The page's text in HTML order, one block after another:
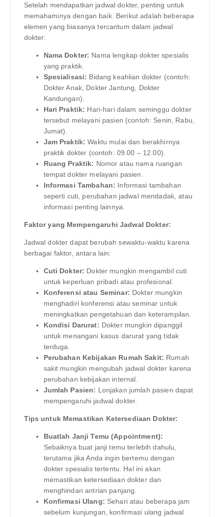
Setelah mendapatkan jadwal dokter, penting untuk
memahaminya dengan baik. Berikut adalah beberapa
elemen yang biasanya tercantum dalam jadwal
dokter:
Nama Dokter: Nama lengkap dokter spesialis
yang praktik.
Spesialisasi: Bidang keahlian dokter (contoh:
Dokter Anak, Dokter Jantung, Dokter
Kandungan).
Hari Praktik: Hari-hari dalam seminggu dokter
tersebut melayani pasien (contoh: Senin, Rabu,
Jumat).
Jam Praktik: Waktu mulai dan berakhirnya
praktik dokter (contoh: 09.00 – 12.00).
Ruang Praktik: Nomor atau nama ruangan
tempat dokter melayani pasien.
Informasi Tambahan: Informasi tambahan
seperti cuti, perubahan jadwal mendadak, atau
informasi penting lainnya.
Faktor yang Mempengaruhi Jadwal Dokter:
Jadwal dokter dapat berubah sewaktu-waktu karena
berbagai faktor, antara lain:
Cuti Dokter: Dokter mungkin mengambil cuti
untuk keperluan pribadi atau profesional.
Konferensi atau Seminar: Dokter mungkin
menghadiri konferensi atau seminar untuk
meningkatkan pengetahuan dan keterampilan.
Kondisi Darurat: Dokter mungkin dipanggil
untuk menangani kasus darurat yang tidak
terduga.
Perubahan Kebijakan Rumah Sakit: Rumah
sakit mungkin mengubah jadwal dokter karena
perubahan kebijakan internal.
Jumlah Pasien: Lonjakan jumlah pasien dapat
mempengaruhi jadwal dokter.
Tips untuk Memastikan Ketersediaan Dokter:
Buatlah Janji Temu (Appointment):
Sebaiknya buat janji temu terlebih dahulu,
terutama jika Anda ingin bertemu dengan
dokter spesialis tertentu. Hal ini akan
memastikan ketersediaan dokter dan
menghindari antrian panjang.
Konfirmasi Ulang: Sehari atau beberapa jam
sebelum kunjungan, konfirmasi ulang jadwal